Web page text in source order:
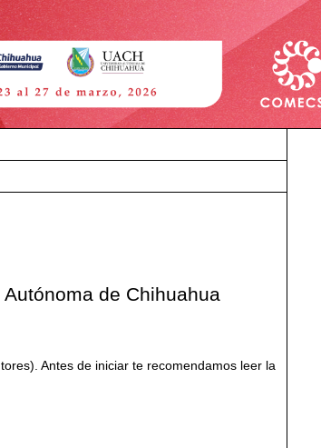
de Chihuahua
Antes de iniciar te recomendamos leer la